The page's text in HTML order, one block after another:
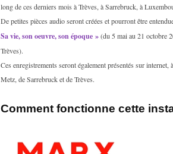
long de ces derniers mois à Trèves, à Sarrebruck, à
De petites pièces audio seront créées et pourront être
Sa vie, son oeuvre, son époque »(du 5 mai au 21 octobre
Trèves).
Ces enregistrements seront également présentés sur
Metz, de Sarrebruck et de Trèves.
Comment fonctionne cette